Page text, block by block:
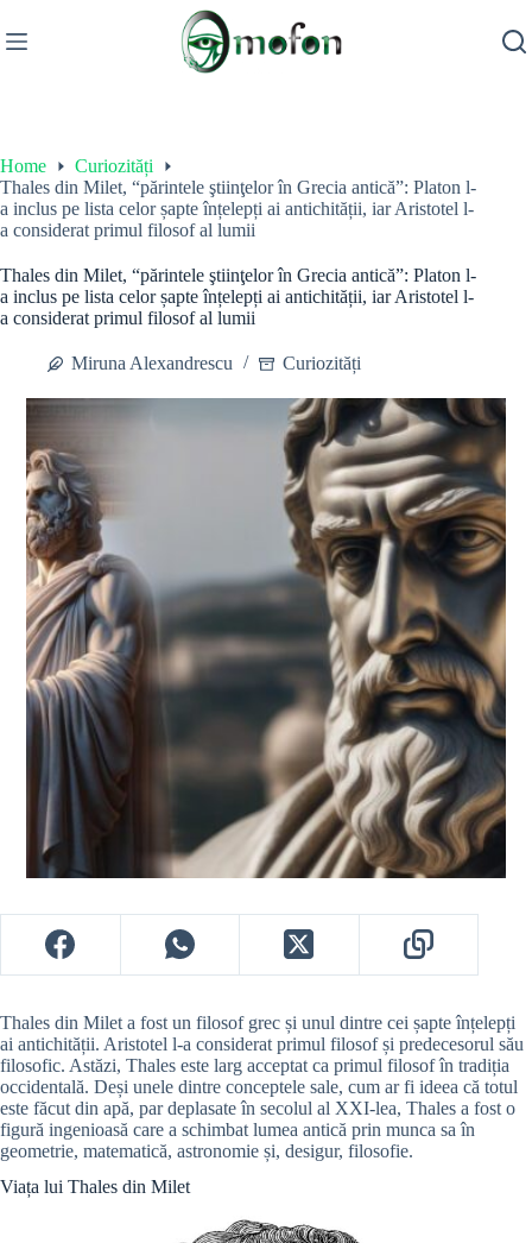
to
content
Home
Curiozități
Thales din Milet, “părintele ştiinţelor în Grecia antică”: Platon l-
a inclus pe lista celor șapte înțelepți ai antichității, iar Aristotel l-
a considerat primul filosof al lumii
Thales din Milet, “părintele ştiinţelor în Grecia antică”: Platon l-
a inclus pe lista celor șapte înțelepți ai antichității, iar Aristotel l-
a considerat primul filosof al lumii
Miruna Alexandrescu Curiozități
Thales din Milet a fost un filosof grec și unul dintre cei șapte înțelepți
ai antichității. Aristotel l-a considerat primul filosof și predecesorul său
filosofic. Astăzi, Thales este larg acceptat ca primul filosof în tradiția
occidentală. Deși unele dintre conceptele sale, cum ar fi ideea că totul
este făcut din apă, par deplasate în secolul al XXI-lea, Thales a fost o
figură ingenioasă care a schimbat lumea antică prin munca sa în
geometrie, matematică, astronomie și, desigur, filosofie.
Viața lui Thales din Milet